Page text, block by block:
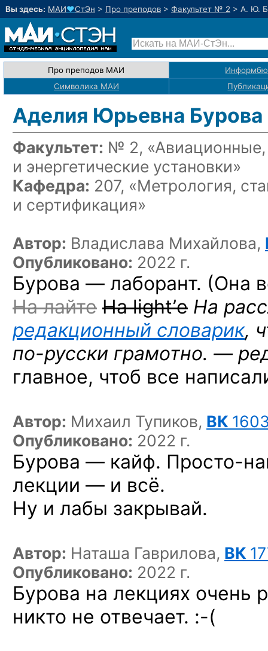
Вы здесь: МАИ♥СтЭн > Про преподов > Факультет № 2 > А. Ю.
Про преподов МАИ
Символика МАИ
Аделия Юрьевна Бурова
Факультет: № 2, «Авиационные,
и энергетические установки»
Кафедра: 207, «Метрология,
и сертификация»
Автор: Владислава Михайлова,
Опубликовано: 2022 г.
Бурова — лаборант. (Она
На лайте На light’е На
редакционный словарик,
по-русски грамотно. —
главное, чтоб все
Автор: Михаил Тупиков, ВК
Опубликовано: 2022 г.
Бурова — кайф. Просто-
лекции — и всё.
Ну и лабы закрывай.
Автор: Наташа Гаврилова, ВК
Опубликовано: 2022 г.
Бурова на лекциях очень
никто не отвечает. :-(